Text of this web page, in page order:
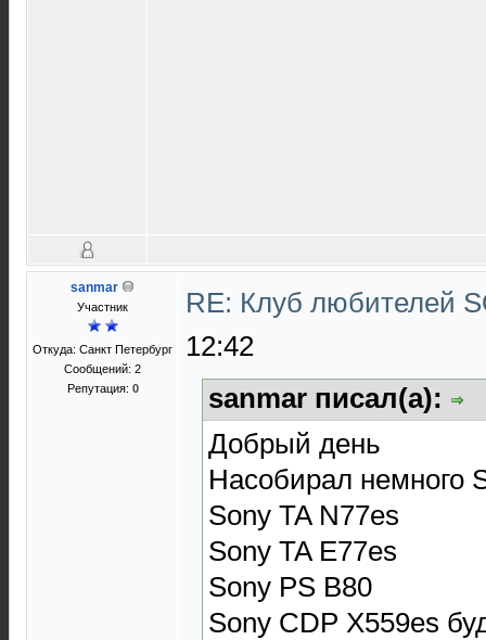
sanmar
Участник
Откуда: Санкт Петербург
Сообщений: 2
Репутация: 0
RE: Клуб любителей
12:42
sanmar писал(а):
Добрый день
Насобирал немного
Sony TA N77es
Sony TA E77es
Sony PS B80
Sony CDP X559es